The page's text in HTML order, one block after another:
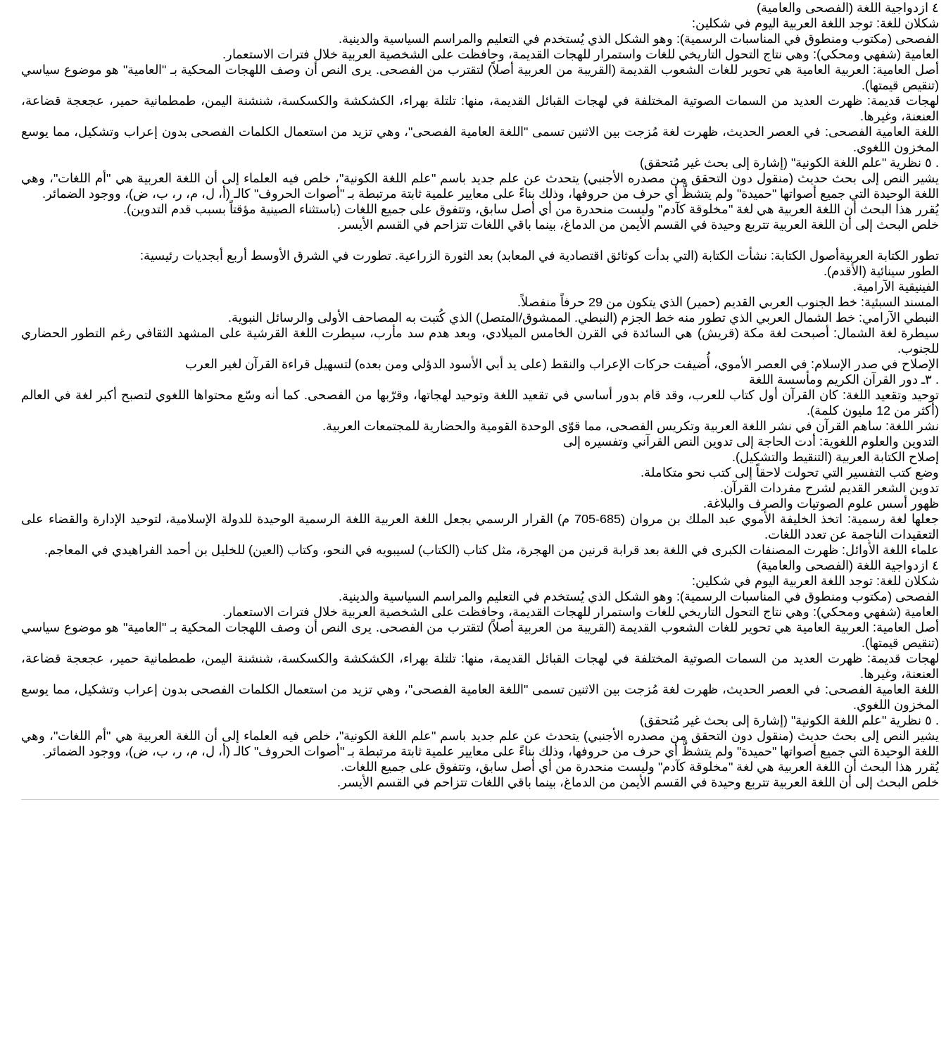
٤ ازدواجية اللغة (الفصحى والعامية)
شكلان للغة: توجد اللغة العربية اليوم في شكلين:
الفصحى (مكتوب ومنطوق في المناسبات الرسمية): وهو الشكل الذي يُستخدم في التعليم والمراسم السياسية والدينية.
العامية (شفهي ومحكي): وهي نتاج التحول التاريخي للغات واستمرار للهجات القديمة، وحافظت على الشخصية العربية خلال فترات الاستعمار.
أصل العامية: العربية العامية هي تحوير للغات الشعوب القديمة (القريبة من العربية أصلاً) لتقترب من الفصحى. يرى النص أن وصف اللهجات المحكية بـ "العامية" هو موضوع سياسي
(تنقيص قيمتها).
لهجات قديمة: ظهرت العديد من السمات الصوتية المختلفة في لهجات القبائل القديمة، منها: تلتلة بهراء، الكشكشة والكسكسة، شنشنة اليمن، طمطمانية حمير، عجعجة قضاعة،
العنعنة، وغيرها.
اللغة العامية الفصحى: في العصر الحديث، ظهرت لغة مُزجت بين الاثنين تسمى "اللغة العامية الفصحى"، وهي تزيد من استعمال الكلمات الفصحى بدون إعراب وتشكيل، مما يوسع
المخزون اللغوي.
. ٥ نظرية "علم اللغة الكونية" (إشارة إلى بحث غير مُتحقق)
يشير النص إلى بحث حديث (منقول دون التحقق من مصدره الأجنبي) يتحدث عن علم جديد باسم "علم اللغة الكونية"، خلص فيه العلماء إلى أن اللغة العربية هي "أم اللغات"، وهي
اللغة الوحيدة التي جميع أصواتها "حميدة" ولم يتشظَّ أي حرف من حروفها، وذلك بناءً على معايير علمية ثابتة مرتبطة بـ "أصوات الحروف" كالـ (أ، ل، م، ر، ب، ض)، ووجود الضمائر.
يُقرر هذا البحث أن اللغة العربية هي لغة "مخلوقة كآدم" وليست منحدرة من أي أصل سابق، وتتفوق على جميع اللغات (باستثناء الصينية مؤقتاً بسبب قدم التدوين).
خلص البحث إلى أن اللغة العربية تتربع وحيدة في القسم الأيمن من الدماغ، بينما باقي اللغات تتزاحم في القسم الأيسر.
تطور الكتابة العربيةأصول الكتابة: نشأت الكتابة (التي بدأت كوثائق اقتصادية في المعابد) بعد الثورة الزراعية. تطورت في الشرق الأوسط أربع أبجديات رئيسية:
الطور سينائية (الأقدم).
الفينيقية الآرامية.
المسند السبئية: خط الجنوب العربي القديم (حمير) الذي يتكون من 29 حرفاً منفصلاً.
النبطي الآرامي: خط الشمال العربي الذي تطور منه خط الجزم (النبطي. الممشوق/المتصل) الذي كُتبت به المصاحف الأولى والرسائل النبوية.
سيطرة لغة الشمال: أصبحت لغة مكة (قريش) هي السائدة في القرن الخامس الميلادي، وبعد هدم سد مأرب، سيطرت اللغة القرشية على المشهد الثقافي رغم التطور الحضاري
للجنوب.
الإصلاح في صدر الإسلام: في العصر الأموي، أُضيفت حركات الإعراب والنقط (على يد أبي الأسود الدؤلي ومن بعده) لتسهيل قراءة القرآن لغير العرب
. ٣ـ دور القرآن الكريم ومأسسة اللغة
توحيد وتقعيد اللغة: كان القرآن أول كتاب للعرب، وقد قام بدور أساسي في تقعيد اللغة وتوحيد لهجاتها، وقرّبها من الفصحى. كما أنه وسّع محتواها اللغوي لتصبح أكبر لغة في العالم
(أكثر من 12 مليون كلمة).
نشر اللغة: ساهم القرآن في نشر اللغة العربية وتكريس الفصحى، مما قوّى الوحدة القومية والحضارية للمجتمعات العربية.
التدوين والعلوم اللغوية: أدت الحاجة إلى تدوين النص القرآني وتفسيره إلى
إصلاح الكتابة العربية (التنقيط والتشكيل).
وضع كتب التفسير التي تحولت لاحقاً إلى كتب نحو متكاملة.
تدوين الشعر القديم لشرح مفردات القرآن.
ظهور أسس علوم الصوتيات والصرف والبلاغة.
جعلها لغة رسمية: اتخذ الخليفة الأموي عبد الملك بن مروان (685-705 م) القرار الرسمي بجعل اللغة العربية اللغة الرسمية الوحيدة للدولة الإسلامية، لتوحيد الإدارة والقضاء على
التعقيدات الناجمة عن تعدد اللغات.
علماء اللغة الأوائل: ظهرت المصنفات الكبرى في اللغة بعد قرابة قرنين من الهجرة، مثل كتاب (الكتاب) لسيبويه في النحو، وكتاب (العين) للخليل بن أحمد الفراهيدي في المعاجم.
٤ ازدواجية اللغة (الفصحى والعامية)
شكلان للغة: توجد اللغة العربية اليوم في شكلين:
الفصحى (مكتوب ومنطوق في المناسبات الرسمية): وهو الشكل الذي يُستخدم في التعليم والمراسم السياسية والدينية.
العامية (شفهي ومحكي): وهي نتاج التحول التاريخي للغات واستمرار للهجات القديمة، وحافظت على الشخصية العربية خلال فترات الاستعمار.
أصل العامية: العربية العامية هي تحوير للغات الشعوب القديمة (القريبة من العربية أصلاً) لتقترب من الفصحى. يرى النص أن وصف اللهجات المحكية بـ "العامية" هو موضوع سياسي
(تنقيص قيمتها).
لهجات قديمة: ظهرت العديد من السمات الصوتية المختلفة في لهجات القبائل القديمة، منها: تلتلة بهراء، الكشكشة والكسكسة، شنشنة اليمن، طمطمانية حمير، عجعجة قضاعة،
العنعنة، وغيرها.
اللغة العامية الفصحى: في العصر الحديث، ظهرت لغة مُزجت بين الاثنين تسمى "اللغة العامية الفصحى"، وهي تزيد من استعمال الكلمات الفصحى بدون إعراب وتشكيل، مما يوسع
المخزون اللغوي.
. ٥ نظرية "علم اللغة الكونية" (إشارة إلى بحث غير مُتحقق)
يشير النص إلى بحث حديث (منقول دون التحقق من مصدره الأجنبي) يتحدث عن علم جديد باسم "علم اللغة الكونية"، خلص فيه العلماء إلى أن اللغة العربية هي "أم اللغات"، وهي
اللغة الوحيدة التي جميع أصواتها "حميدة" ولم يتشظَّ أي حرف من حروفها، وذلك بناءً على معايير علمية ثابتة مرتبطة بـ "أصوات الحروف" كالـ (أ، ل، م، ر، ب، ض)، ووجود الضمائر.
يُقرر هذا البحث أن اللغة العربية هي لغة "مخلوقة كآدم" وليست منحدرة من أي أصل سابق، وتتفوق على جميع اللغات.
خلص البحث إلى أن اللغة العربية تتربع وحيدة في القسم الأيمن من الدماغ، بينما باقي اللغات تتزاحم في القسم الأيسر.